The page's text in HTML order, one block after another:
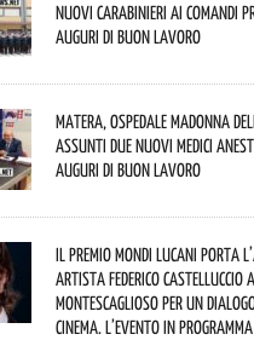
nuovi Carabinieri ai Comandi
Auguri di buon lavoro
Matera, Ospedale Madonna
assunti due nuovi medici
Auguri di buon lavoro
Il Premio Mondi Lucani porta
artista Federico Castelluccio a
Montescaglioso per un
cinema. L’evento in programma